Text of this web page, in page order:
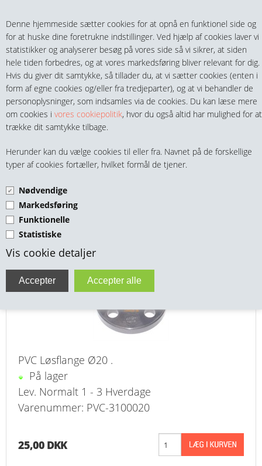
Denne hjemmeside sætter cookies for at opnå en funktionel side og
for at huske dine foretrukne indstillinger. Ved hjælp af cookies laver vi
statistikker og analyserer besøg på vores side så vi sikrer, at siden
hele tiden forbedres, og at vores markedsføring bliver relevant for dig.
Hvis du giver dit samtykke, så tillader du, at vi sætter cookies (enten i
form af egne cookies og/eller fra tredjeparter), og at vi behandler de
personoplysninger, som indsamles via de cookies. Du kan læse mere
om cookies i vores cookiepolitik, hvor du også altid har mulighed for at
trække dit samtykke tilbage.
Herunder kan du vælge cookies til eller fra. Navnet på de forskellige
typer af cookies fortæller, hvilket formål de tjener.
Nødvendige
Markedsføring
Funktionelle
Statistiske
Vis cookie detaljer
Teltech.dk 0 vare(r) i kurven
0,00 DKK
MENU
HANER & VENTILER
SLANGER, KOBLINGER & TILBEHØR
RØR & TILBEHØR
TEKNIK & AUTOMATIK
VA FITTINGS & VENTILER
ENTREPENØRARBEJDE- & UDSTYR
VÆRKTØJ
BEFÆSTIGELSE
BEARBEJDNING, MONTAGE & HAVEARBEJDE
LØSFLANGE GRÅ PVC
PVC Løsflange Ø20 Grå
PVC Løsflange Ø20 .
På lager
Lev. Normalt 1 - 3 Hverdage
Varenummer: PVC-3100020
25,00 DKK